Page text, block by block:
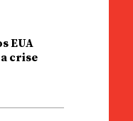
EUA
crise